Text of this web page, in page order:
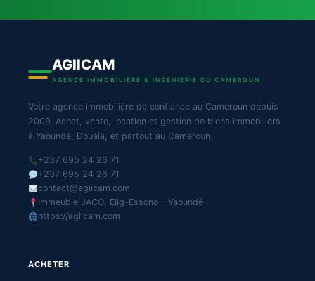
AGIICAM
AGENCE IMMOBILIÈRE & INGÉNIERIE DU CAMEROUN
Votre agence immobilière de confiance au Cameroun depuis
2009. Achat, vente, location et gestion de biens immobiliers
à Yaoundé, Douala, et partout au Cameroun.
+237 695 24 26 71
+237 695 24 26 71
contact@agiicam.com
Immeuble JACO, Elig-Essono – Yaoundé
https://agiicam.com
ACHETER